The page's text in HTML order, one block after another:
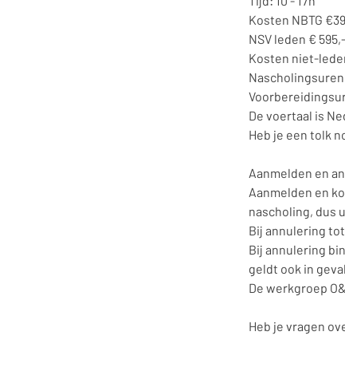
Kosten NBTG
NSV leden € 595,-
Kosten niet-
De voertaal is
Heb je een tolk
Aanmelden en
Aanmelden en
nascholing, dus
Bij annulering
Bij annulering
geldt ook in
De werkgroep
Heb je vragen